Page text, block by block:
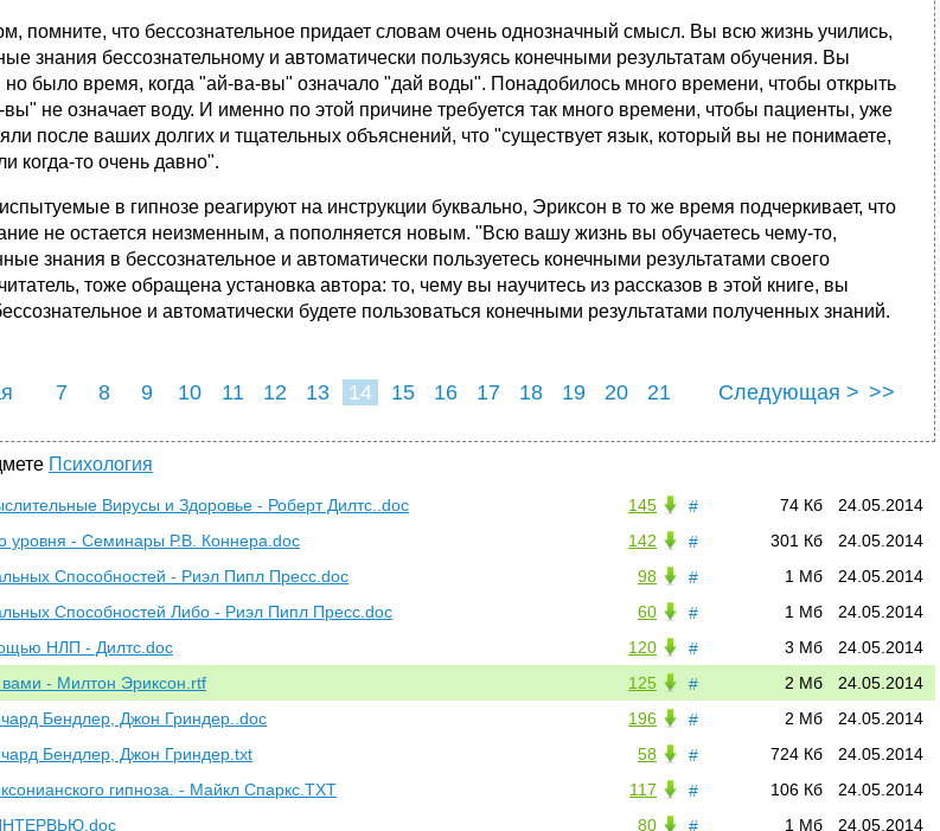
помните, что бессознательное придает словам очень однозначный смысл. Вы всю жизнь учились,
знания бессознательному и автоматически пользуясь конечными результатам обучения. Вы
но было время, когда "ай-ва-вы" означало "дай воды". Понадобилось много времени, чтобы открыть
вы" не означает воду. И именно по этой причине требуется так много времени, чтобы пациенты, уже
после ваших долгих и тщательных объяснений, что "существует язык, который вы не понимаете,
когда-то очень давно".
в гипнозе реагируют на инструкции буквально, Эриксон в то же время подчеркивает, что
не остается неизменным, а пополняется новым. "Всю вашу жизнь вы обучаетесь чему-то,
знания в бессознательное и автоматически пользуетесь конечными результатами своего
тоже обращена установка автора: то, чему вы научитесь из рассказов в этой книге, вы
и автоматически будете пользоваться конечными результатами полученных знаний.
7 8 9 10 11 12 13 14 15 16 17 18 19 20
21
Следующая > >>
Психология
# 24.05.2014
74 Кб
145
Вирусы и Здоровье - Роберт Дилтс..doc
#
24.05.2014
301 Кб
142
уровня - Семинары Р.В. Коннера.doc
#
24.05.2014
1 Мб
98
Способностей - Риэл Пипл Пресс.doc
#
24.05.2014
1 Мб
60
Способностей Либо - Риэл Пипл Пресс.doc
#
24.05.2014
3 Мб
120
НЛП - Дилтс.doc
#
24.05.2014
2 Мб
125
вами - Милтон Эриксон.rtf
#
24.05.2014
2 Мб
196
Бендлер, Джон Гриндер..doc
#
24.05.2014
724 Кб
58
Бендлер, Джон Гриндер.txt
#
24.05.2014
106 Кб
117
гипноза. - Майкл Спаркс.TXT
#
24.05.2014
1 Мб
80